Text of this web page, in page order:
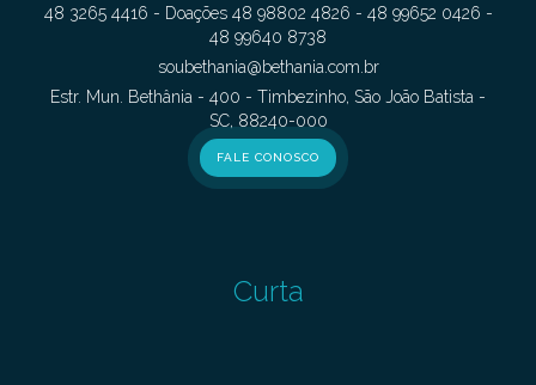
48 3265 4416 - Doações 48 98802 4826 - 48 99652 0426 -
48 99640 8738
soubethania@bethania.com.br
Estr. Mun. Bethânia - 400 - Timbezinho, São João Batista -
SC, 88240-000
FALE CONOSCO
Curta